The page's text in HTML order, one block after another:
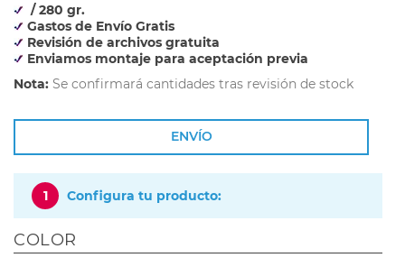
/ 280 gr.
Gastos de Envío Gratis
Revisión de archivos gratuita
Enviamos montaje para aceptación previa
Nota: Se confirmará cantidades tras revisión de stock
ENVÍO
1 Configura tu producto:
COLOR